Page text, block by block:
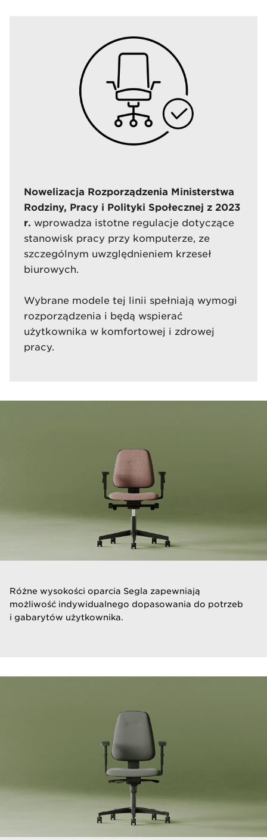
Nowelizacja Rozporządzenia Ministerstwa
Rodziny, Pracy i Polityki Społecznej z 2023
r. wprowadza istotne regulacje dotyczące
stanowisk pracy przy komputerze, ze
szczególnym uwzględnieniem krzeseł
biurowych.
Wybrane modele tej linii spełniają wymogi
rozporządzenia i będą wspierać
użytkownika w komfortowej i zdrowej
pracy.
​Różne wysokości oparcia Segla zapewniają
możliwość indywidualnego dopasowania do potrzeb
i gabarytów użytkownika.